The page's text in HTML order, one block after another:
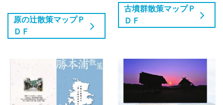
原の辻散策マップＰ
ＤＦ
古墳群散策マップＰ
ＤＦ